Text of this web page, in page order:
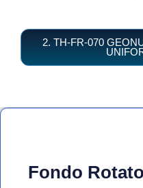
2. TH-FR-070
Fondo